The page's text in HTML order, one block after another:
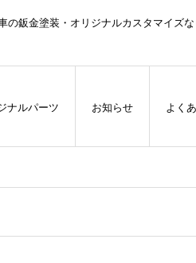
鈑金塗装・オリジナルカスタマイズ
ナルパーツ お知らせ よく